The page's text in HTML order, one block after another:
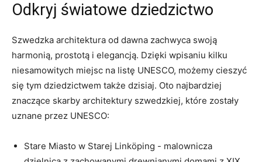
Odkryj⁤ światowe‌ dziedzictwo
Szwedzka​ architektura od dawna zachwyca swoją
‌harmonią, prostotą i elegancją. Dzięki wpisaniu kilku
niesamowitych miejsc na listę UNESCO, możemy cieszyć
się tym ⁢dziedzictwem także ​dzisiaj. Oto najbardziej
znaczące ‌skarby ‌architektury szwedzkiej, które zostały
uznane przez‍ UNESCO:
Stare Miasto⁣ w Starej Linköping -‍ malownicza